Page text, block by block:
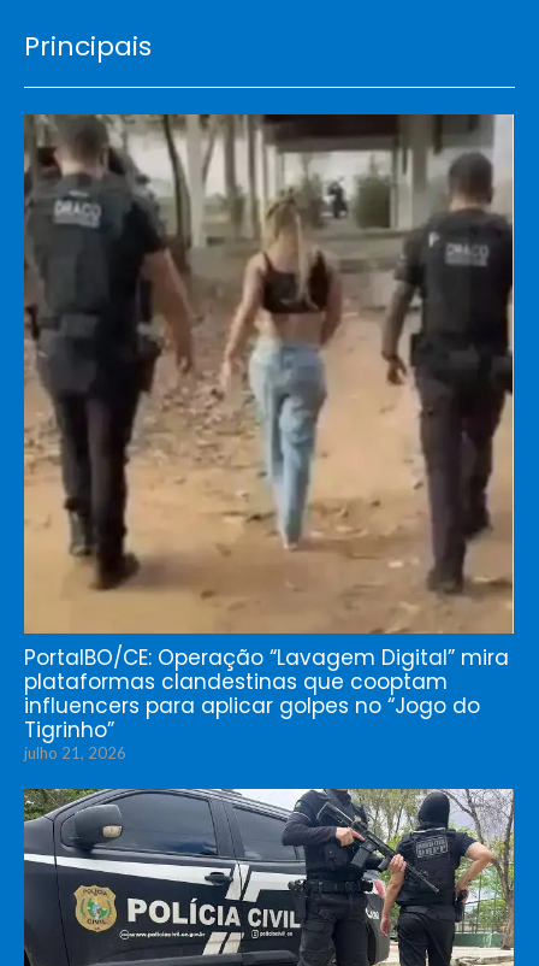
Principais
PortalBO/CE: Operação “Lavagem Digital” mira
plataformas clandestinas que cooptam
influencers para aplicar golpes no “Jogo do
Tigrinho”
julho 21, 2026